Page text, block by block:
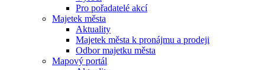
Pro pořadatelé akcí
Majetek města
Aktuality
Majetek města k pronájmu a prodeji
Odbor majetku města
Mapový portál